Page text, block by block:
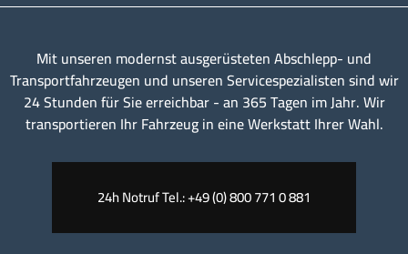
Mit unseren modernst ausgerüsteten Abschlepp- und
Transportfahrzeugen und unseren Servicespezialisten sind wir
24 Stunden für Sie erreichbar - an 365 Tagen im Jahr. Wir
transportieren Ihr Fahrzeug in eine Werkstatt Ihrer Wahl.
24h Notruf Tel.: +49 (0) 800 771 0 881